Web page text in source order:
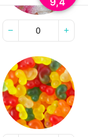
− +